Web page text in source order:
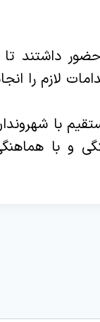
داشتند
لازم را
با
و با